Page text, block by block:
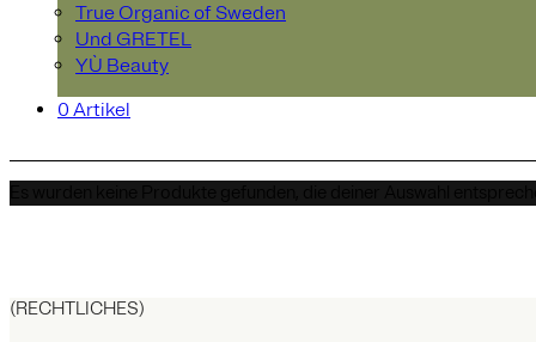
True Organic of Sweden
Und GRETEL
YÙ Beauty
0 Artikel
(RECHTLICHES)